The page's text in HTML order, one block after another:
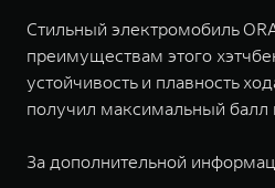
Стильный электромобиль
преимуществам этого
устойчивость и плавность
получил максимальный балл
За дополнительной